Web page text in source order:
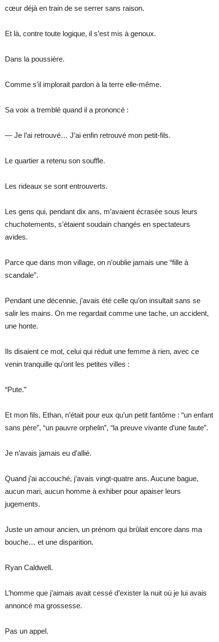
cœur déjà en train de se serrer sans raison.
Et là, contre toute logique, il s’est mis à genoux.
Dans la poussière.
Comme s’il implorait pardon à la terre elle-même.
Sa voix a tremblé quand il a prononcé :
— Je l’ai retrouvé… J’ai enfin retrouvé mon petit-fils.
Le quartier a retenu son souffle.
Les rideaux se sont entrouverts.
Les gens qui, pendant dix ans, m’avaient écrasée sous leurs
chuchotements, s’étaient soudain changés en spectateurs
avides.
Parce que dans mon village, on n’oublie jamais une “fille à
scandale”.
Pendant une décennie, j’avais été celle qu’on insultait sans se
salir les mains. On me regardait comme une tache, un accident,
une honte.
Ils disaient ce mot, celui qui réduit une femme à rien, avec ce
venin tranquille qu’ont les petites villes :
“Pute.”
Et mon fils, Ethan, n’était pour eux qu’un petit fantôme : “un enfant
sans père”, “un pauvre orphelin”, “la preuve vivante d’une faute”.
Je n’avais jamais eu d’allié.
Quand j’ai accouché, j’avais vingt-quatre ans. Aucune bague,
aucun mari, aucun homme à exhiber pour apaiser leurs
jugements.
Juste un amour ancien, un prénom qui brûlait encore dans ma
bouche… et une disparition.
Ryan Caldwell.
L’homme que j’aimais avait cessé d’exister la nuit où je lui avais
annoncé ma grossesse.
Pas un appel.